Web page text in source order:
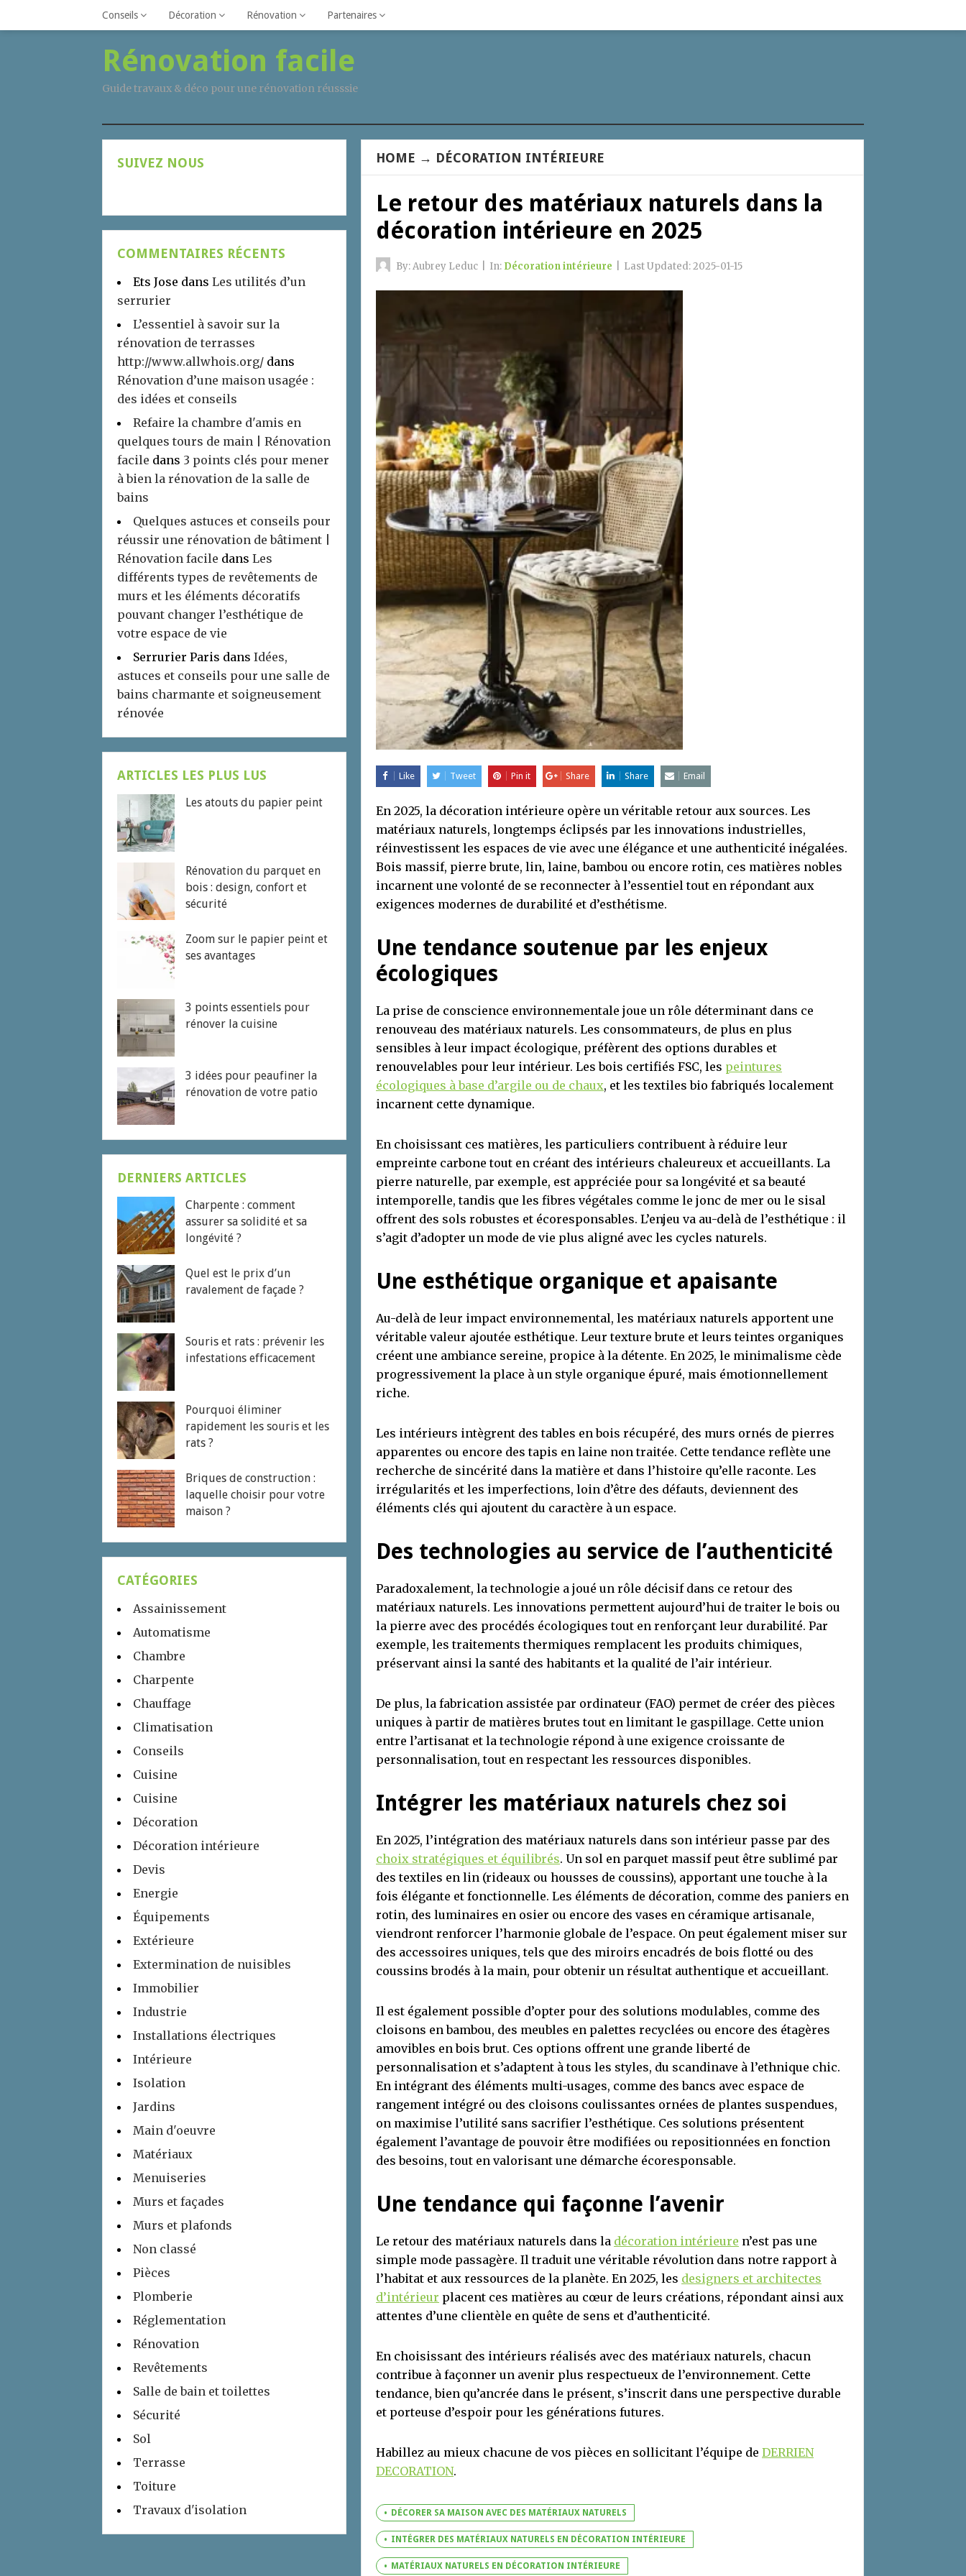
Conseils Décoration Rénovation Partenaires
Rénovation facile
Guide travaux & déco pour une rénovation réusssie
HOME → DÉCORATION INTÉRIEURE
Le retour des matériaux naturels dans la
décoration intérieure en 2025
By:Aubrey Leduc In: Décoration intérieure Last Updated:2025-01-15
Like Tweet Pin it Share Share Email
En 2025, la décoration intérieure opère un véritable retour aux sources. Les
matériaux naturels, longtemps éclipsés par les innovations industrielles,
réinvestissent les espaces de vie avec une élégance et une authenticité inégalées.
Bois massif, pierre brute, lin, laine, bambou ou encore rotin, ces matières nobles
incarnent une volonté de se reconnecter à l’essentiel tout en répondant aux
exigences modernes de durabilité et d’esthétisme.
Une tendance soutenue par les enjeux
écologiques
La prise de conscience environnementale joue un rôle déterminant dans ce
renouveau des matériaux naturels. Les consommateurs, de plus en plus
sensibles à leur impact écologique, préfèrent des options durables et
renouvelables pour leur intérieur. Les bois certifiés FSC, les peintures
écologiques à base d’argile ou de chaux, et les textiles bio fabriqués localement
incarnent cette dynamique.
En choisissant ces matières, les particuliers contribuent à réduire leur
empreinte carbone tout en créant des intérieurs chaleureux et accueillants. La
pierre naturelle, par exemple, est appréciée pour sa longévité et sa beauté
intemporelle, tandis que les fibres végétales comme le jonc de mer ou le sisal
offrent des sols robustes et écoresponsables. L’enjeu va au-delà de l’esthétique : il
s’agit d’adopter un mode de vie plus aligné avec les cycles naturels.
Une esthétique organique et apaisante
Au-delà de leur impact environnemental, les matériaux naturels apportent une
véritable valeur ajoutée esthétique. Leur texture brute et leurs teintes organiques
créent une ambiance sereine, propice à la détente. En 2025, le minimalisme cède
progressivement la place à un style organique épuré, mais émotionnellement
riche.
Les intérieurs intègrent des tables en bois récupéré, des murs ornés de pierres
apparentes ou encore des tapis en laine non traitée. Cette tendance reflète une
recherche de sincérité dans la matière et dans l’histoire qu’elle raconte. Les
irrégularités et les imperfections, loin d’être des défauts, deviennent des
éléments clés qui ajoutent du caractère à un espace.
Des technologies au service de l’authenticité
Paradoxalement, la technologie a joué un rôle décisif dans ce retour des
matériaux naturels. Les innovations permettent aujourd’hui de traiter le bois ou
la pierre avec des procédés écologiques tout en renforçant leur durabilité. Par
exemple, les traitements thermiques remplacent les produits chimiques,
préservant ainsi la santé des habitants et la qualité de l’air intérieur.
De plus, la fabrication assistée par ordinateur (FAO) permet de créer des pièces
uniques à partir de matières brutes tout en limitant le gaspillage. Cette union
entre l’artisanat et la technologie répond à une exigence croissante de
personnalisation, tout en respectant les ressources disponibles.
Intégrer les matériaux naturels chez soi
En 2025, l’intégration des matériaux naturels dans son intérieur passe par des
choix stratégiques et équilibrés. Un sol en parquet massif peut être sublimé par
des textiles en lin (rideaux ou housses de coussins), apportant une touche à la
fois élégante et fonctionnelle. Les éléments de décoration, comme des paniers en
rotin, des luminaires en osier ou encore des vases en céramique artisanale,
viendront renforcer l’harmonie globale de l’espace. On peut également miser sur
des accessoires uniques, tels que des miroirs encadrés de bois flotté ou des
coussins brodés à la main, pour obtenir un résultat authentique et accueillant.
Il est également possible d’opter pour des solutions modulables, comme des
cloisons en bambou, des meubles en palettes recyclées ou encore des étagères
amovibles en bois brut. Ces options offrent une grande liberté de
personnalisation et s’adaptent à tous les styles, du scandinave à l’ethnique chic.
En intégrant des éléments multi-usages, comme des bancs avec espace de
rangement intégré ou des cloisons coulissantes ornées de plantes suspendues,
on maximise l’utilité sans sacrifier l’esthétique. Ces solutions présentent
également l’avantage de pouvoir être modifiées ou repositionnées en fonction
des besoins, tout en valorisant une démarche écoresponsable.
Une tendance qui façonne l’avenir
Le retour des matériaux naturels dans la décoration intérieure n’est pas une
simple mode passagère. Il traduit une véritable révolution dans notre rapport à
l’habitat et aux ressources de la planète. En 2025, les designers et architectes
d’intérieur placent ces matières au cœur de leurs créations, répondant ainsi aux
attentes d’une clientèle en quête de sens et d’authenticité.
En choisissant des intérieurs réalisés avec des matériaux naturels, chacun
contribue à façonner un avenir plus respectueux de l’environnement. Cette
tendance, bien qu’ancrée dans le présent, s’inscrit dans une perspective durable
et porteuse d’espoir pour les générations futures.
Habillez au mieux chacune de vos pièces en sollicitant l’équipe de DERRIEN
DECORATION.
DÉCORER SA MAISON AVEC DES MATÉRIAUX NATURELS
INTÉGRER DES MATÉRIAUX NATURELS EN DÉCORATION INTÉRIEURE
MATÉRIAUX NATURELS EN DÉCORATION INTÉRIEURE
SUIVEZ NOUS
COMMENTAIRES RÉCENTS
Ets Jose dans Les utilités d’un
serrurier
L’essentiel à savoir sur la
rénovation de terrasses
http://www.allwhois.org/ dans
Rénovation d’une maison usagée :
des idées et conseils
Refaire la chambre d'amis en
quelques tours de main | Rénovation
facile dans 3 points clés pour mener
à bien la rénovation de la salle de
bains
Quelques astuces et conseils pour
réussir une rénovation de bâtiment |
Rénovation facile dans Les
différents types de revêtements de
murs et les éléments décoratifs
pouvant changer l’esthétique de
votre espace de vie
Serrurier Paris dans Idées,
astuces et conseils pour une salle de
bains charmante et soigneusement
rénovée
ARTICLES LES PLUS LUS
Les atouts du papier peint
Rénovation du parquet en
bois : design, confort et
sécurité
Zoom sur le papier peint et
ses avantages
3 points essentiels pour
rénover la cuisine
3 idées pour peaufiner la
rénovation de votre patio
DERNIERS ARTICLES
Charpente : comment
assurer sa solidité et sa
longévité ?
Quel est le prix d’un
ravalement de façade ?
Souris et rats : prévenir les
infestations efficacement
Pourquoi éliminer
rapidement les souris et les
rats ?
Briques de construction :
laquelle choisir pour votre
maison ?
CATÉGORIES
Assainissement
Automatisme
Chambre
Charpente
Chauffage
Climatisation
Conseils
Cuisine
Cuisine
Décoration
Décoration intérieure
Devis
Energie
Équipements
Extérieure
Extermination de nuisibles
Immobilier
Industrie
Installations électriques
Intérieure
Isolation
Jardins
Main d'oeuvre
Matériaux
Menuiseries
Murs et façades
Murs et plafonds
Non classé
Pièces
Plomberie
Réglementation
Rénovation
Revêtements
Salle de bain et toilettes
Sécurité
Sol
Terrasse
Toiture
Travaux d'isolation